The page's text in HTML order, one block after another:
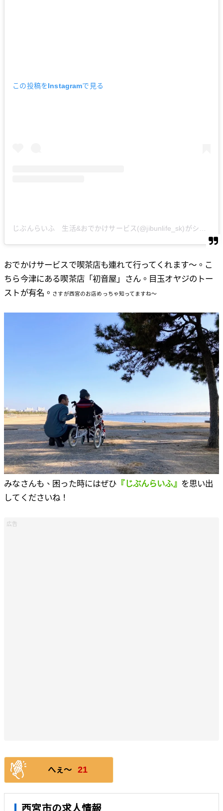
この投稿をInstagramで見る
じぶんらいふ 生活&おでかけサービス(@jibunlife_sk)がシェアした投稿
おでかけサービスで喫茶店も連れて行ってくれます～。こ
ちら今津にある喫茶店「初音屋」さん。目玉オヤジのトー
ストが有名。 さすが西宮のお店めっちゃ知ってますね～
みなさんも、困った時にはぜひ 『じぶんらいふ』 を思い出
してくださいね！
へぇ〜 21
西宮市の求人情報